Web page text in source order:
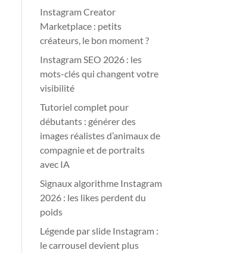
Instagram Creator
Marketplace : petits
créateurs, le bon moment ?
Instagram SEO 2026 : les
mots-clés qui changent votre
visibilité
Tutoriel complet pour
débutants : générer des
images réalistes d’animaux de
compagnie et de portraits
avec IA
Signaux algorithme Instagram
2026 : les likes perdent du
poids
Légende par slide Instagram :
le carrousel devient plus